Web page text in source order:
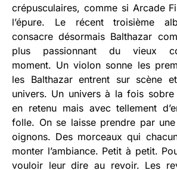
crépusculaires, comme si Arcade
l’épure. Le récent troisième
consacre désormais Balthazar
plus passionnant du vieux
moment. Un violon sonne les
les Balthazar entrent sur scène
univers. Un univers à la fois
en retenu mais avec tellement
folle. On se laisse prendre par
oignons. Des morceaux qui
monter l’ambiance. Petit à petit.
vouloir leur dire au revoir. Les